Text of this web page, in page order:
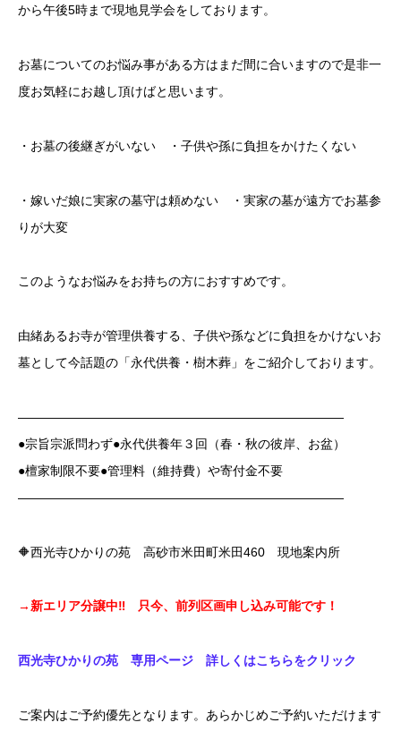
から午後5時まで現地見学会をしております。
お墓についてのお悩み事がある方はまだ間に合いますので是非一
度お気軽にお越し頂けばと思います。
・お墓の後継ぎがいない ・子供や孫に負担をかけたくない
・嫁いだ娘に実家の墓守は頼めない ・実家の墓が遠方でお墓参
りが大変
このようなお悩みをお持ちの方におすすめです。
由緒あるお寺が管理供養する、子供や孫などに負担をかけないお
墓として今話題の「永代供養・樹木葬」をご紹介しております。
——————————————————————————
●宗旨宗派問わず●永代供養年３回（春・秋の彼岸、お盆）
●檀家制限不要●管理料（維持費）や寄付金不要
——————————————————————————
🔶西光寺ひかりの苑 高砂市米田町米田460 現地案内所
→新エリア分譲中‼ 只今、前列区画申し込み可能です！
西光寺ひかりの苑 専用ページ 詳しくはこちらをクリック
ご案内はご予約優先となります。あらかじめご予約いただけます